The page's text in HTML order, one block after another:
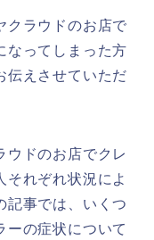
クラウドのお店で
なってしまった方
伝えさせていただ
ウドのお店でクレ
それぞれ状況によ
記事では、いくつ
ーの症状について